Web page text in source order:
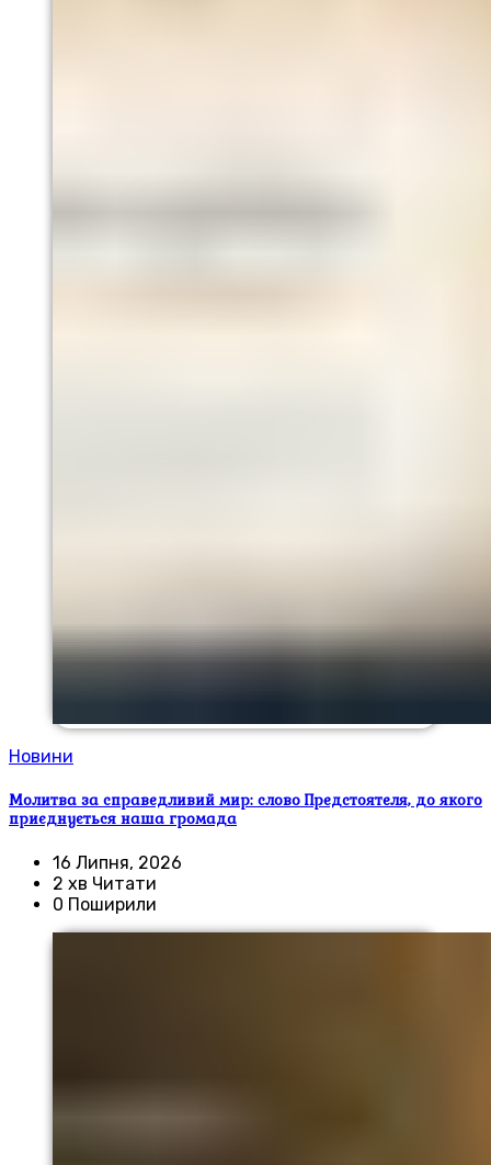
Новини
Молитва за справедливий мир: слово Предстоятеля, до якого
приєднується наша громада
16 Липня, 2026
2 хв Читати
0 Поширили